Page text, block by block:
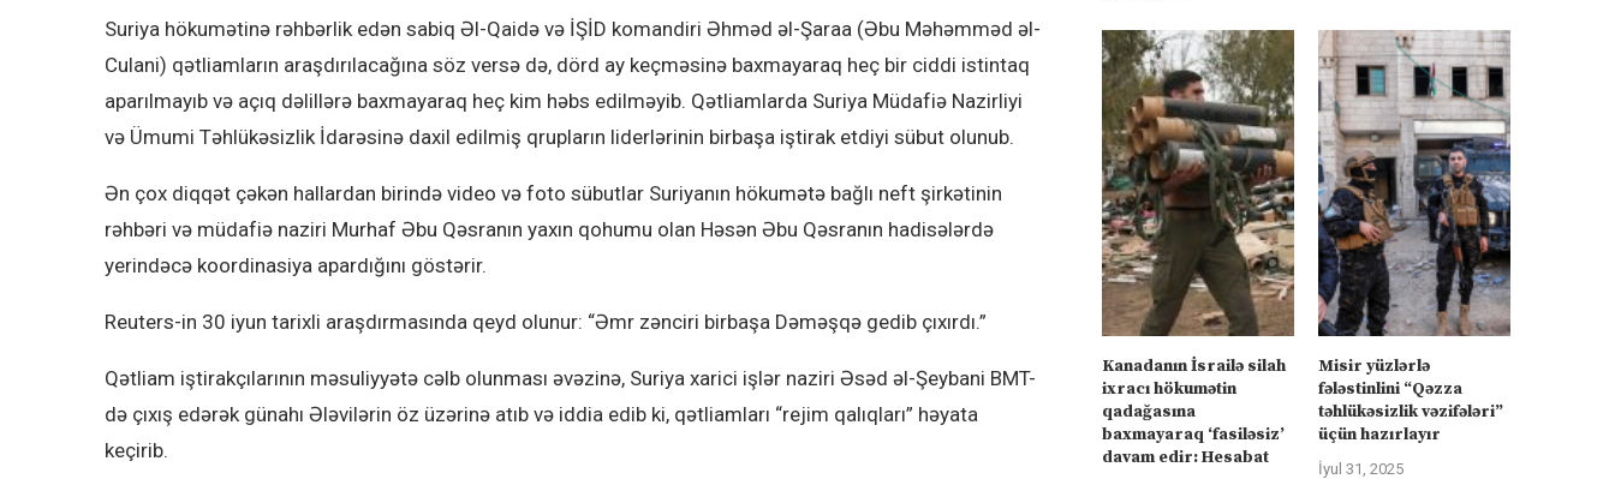
Suriya hökumətinə rəhbərlik edən sabiq Əl-Qaidə və İŞİD komandiri Əhməd əl-Şaraa (Əbu Məhəmməd əl-
Culani) qətliamların araşdırılacağına söz versə də, dörd ay keçməsinə baxmayaraq heç bir ciddi istintaq
aparılmayıb və açıq dəlillərə baxmayaraq heç kim həbs edilməyib. Qətliamlarda Suriya Müdafiə Nazirliyi
və Ümumi Təhlükəsizlik İdarəsinə daxil edilmiş qrupların liderlərinin birbaşa iştirak etdiyi sübut olunub.
Ən çox diqqət çəkən hallardan birində video və foto sübutlar Suriyanın hökumətə bağlı neft şirkətinin
rəhbəri və müdafiə naziri Murhaf Əbu Qəsranın yaxın qohumu olan Həsən Əbu Qəsranın hadisələrdə
yerindəcə koordinasiya apardığını göstərir.
Reuters-in 30 iyun tarixli araşdırmasında qeyd olunur: “Əmr zənciri birbaşa Dəməşqə gedib çıxırdı.”
Qətliam iştirakçılarının məsuliyyətə cəlb olunması əvəzinə, Suriya xarici işlər naziri Əsəd əl-Şeybani BMT-
də çıxış edərək günahı Ələvilərin öz üzərinə atıb və iddia edib ki, qətliamları “rejim qalıqları” həyata
keçirib.
Kanadanın İsrailə silah
ixracı hökumətin
qadağasına
baxmayaraq ‘fasiləsiz’
davam edir: Hesabat
Misir yüzlərlə
fələstinlini “Qəzza
təhlükəsizlik vəzifələri”
üçün hazırlayır
İyul 31, 2025